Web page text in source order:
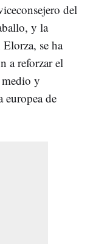
del
y la
se ha
a reforzar el
y
europea de